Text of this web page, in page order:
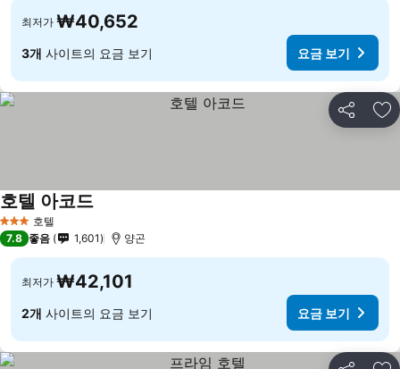
최저가 ₩40,652
3개 사이트의 요금 보기 요금 보기
공유 즐
3 성급 호텔
호텔 아코드
7.8 좋음 1,601 양곤
최저가 ₩42,101
2개 사이트의 요금 보기 요금 보기